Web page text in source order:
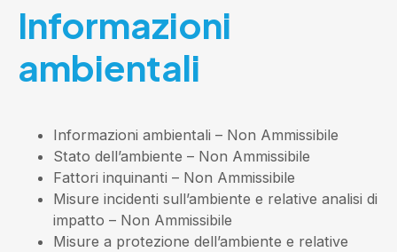
L'Ambito
News
Amministrazione trasparente
Informazioni
ambientali
Informazioni ambientali – Non Ammissibile
Stato dell’ambiente – Non Ammissibile
Fattori inquinanti – Non Ammissibile
Misure incidenti sull’ambiente e relative analisi di
impatto – Non Ammissibile
Misure a protezione dell’ambiente e relative